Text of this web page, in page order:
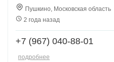
Пушкино, Московская область
2 года назад
+7 (967) 040-88-01
подробнее